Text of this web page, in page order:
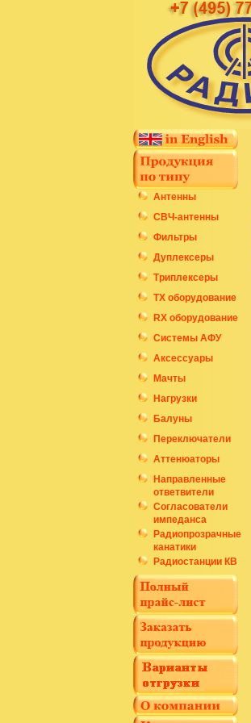
Антенны
СВЧ-антенны
Фильтры
Дуплексеры
Триплексеры
ТХ оборудование
RX оборудование
Системы АФУ
Аксессуары
Мачты
Нагрузки
Балуны
Переключатели
Аттенюаторы
Направленные
ответвители
Согласователи
импеданса
Радиопрозрачные
канатики
Радиостанции КВ